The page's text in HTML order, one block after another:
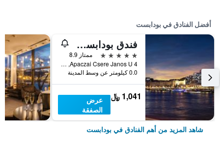
أفضل الفنادق في بودابست
فندق بودابست ماريوت
5 نجوم
ممتاز 8.9
Apaczai Csere Janos U 4, بودابست, هنغاريا
0.0 كيلومتر عن وسط المدينة
1,041 ﷼
عرض
الصفقة
شاهد المزيد من أهم الفنادق في بودابست